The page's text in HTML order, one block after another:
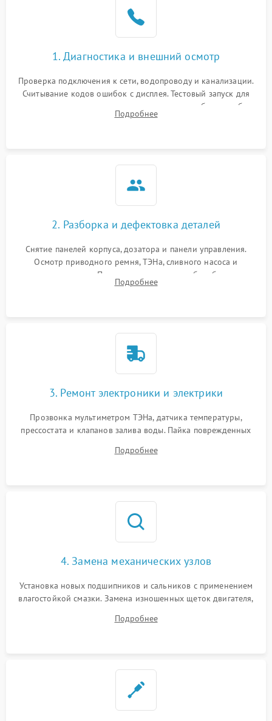
1. Диагностика и внешний осмотр
Проверка подключения к сети, водопроводу и канализации.
Считывание кодов ошибок с дисплея. Тестовый запуск для
выявления посторонних шумов, протечек или сбоев в работе
электронного модуля управления.
Подробнее
2. Разборка и дефектовка деталей
Снятие панелей корпуса, дозатора и панели управления.
Осмотр приводного ремня, ТЭНа, сливного насоса и
амортизаторов. Проверка подшипников барабана и
крестовины на износ, а манжеты люка на разрывы.
Подробнее
3. Ремонт электроники и электрики
Прозвонка мультиметром ТЭНа, датчика температуры,
прессостата и клапанов залива воды. Пайка поврежденных
Восстановление целостности проводки и контактов.
Подробнее
4. Замена механических узлов
Установка новых подшипников и сальников с применением
влагостойкой смазки. Замена изношенных щеток двигателя,
или поврежденной резиновой манжеты.
Подробнее